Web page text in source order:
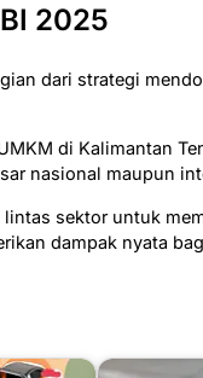
2025
dari strategi
di Kalimantan
nasional maupun
sektor untuk
dampak nyata